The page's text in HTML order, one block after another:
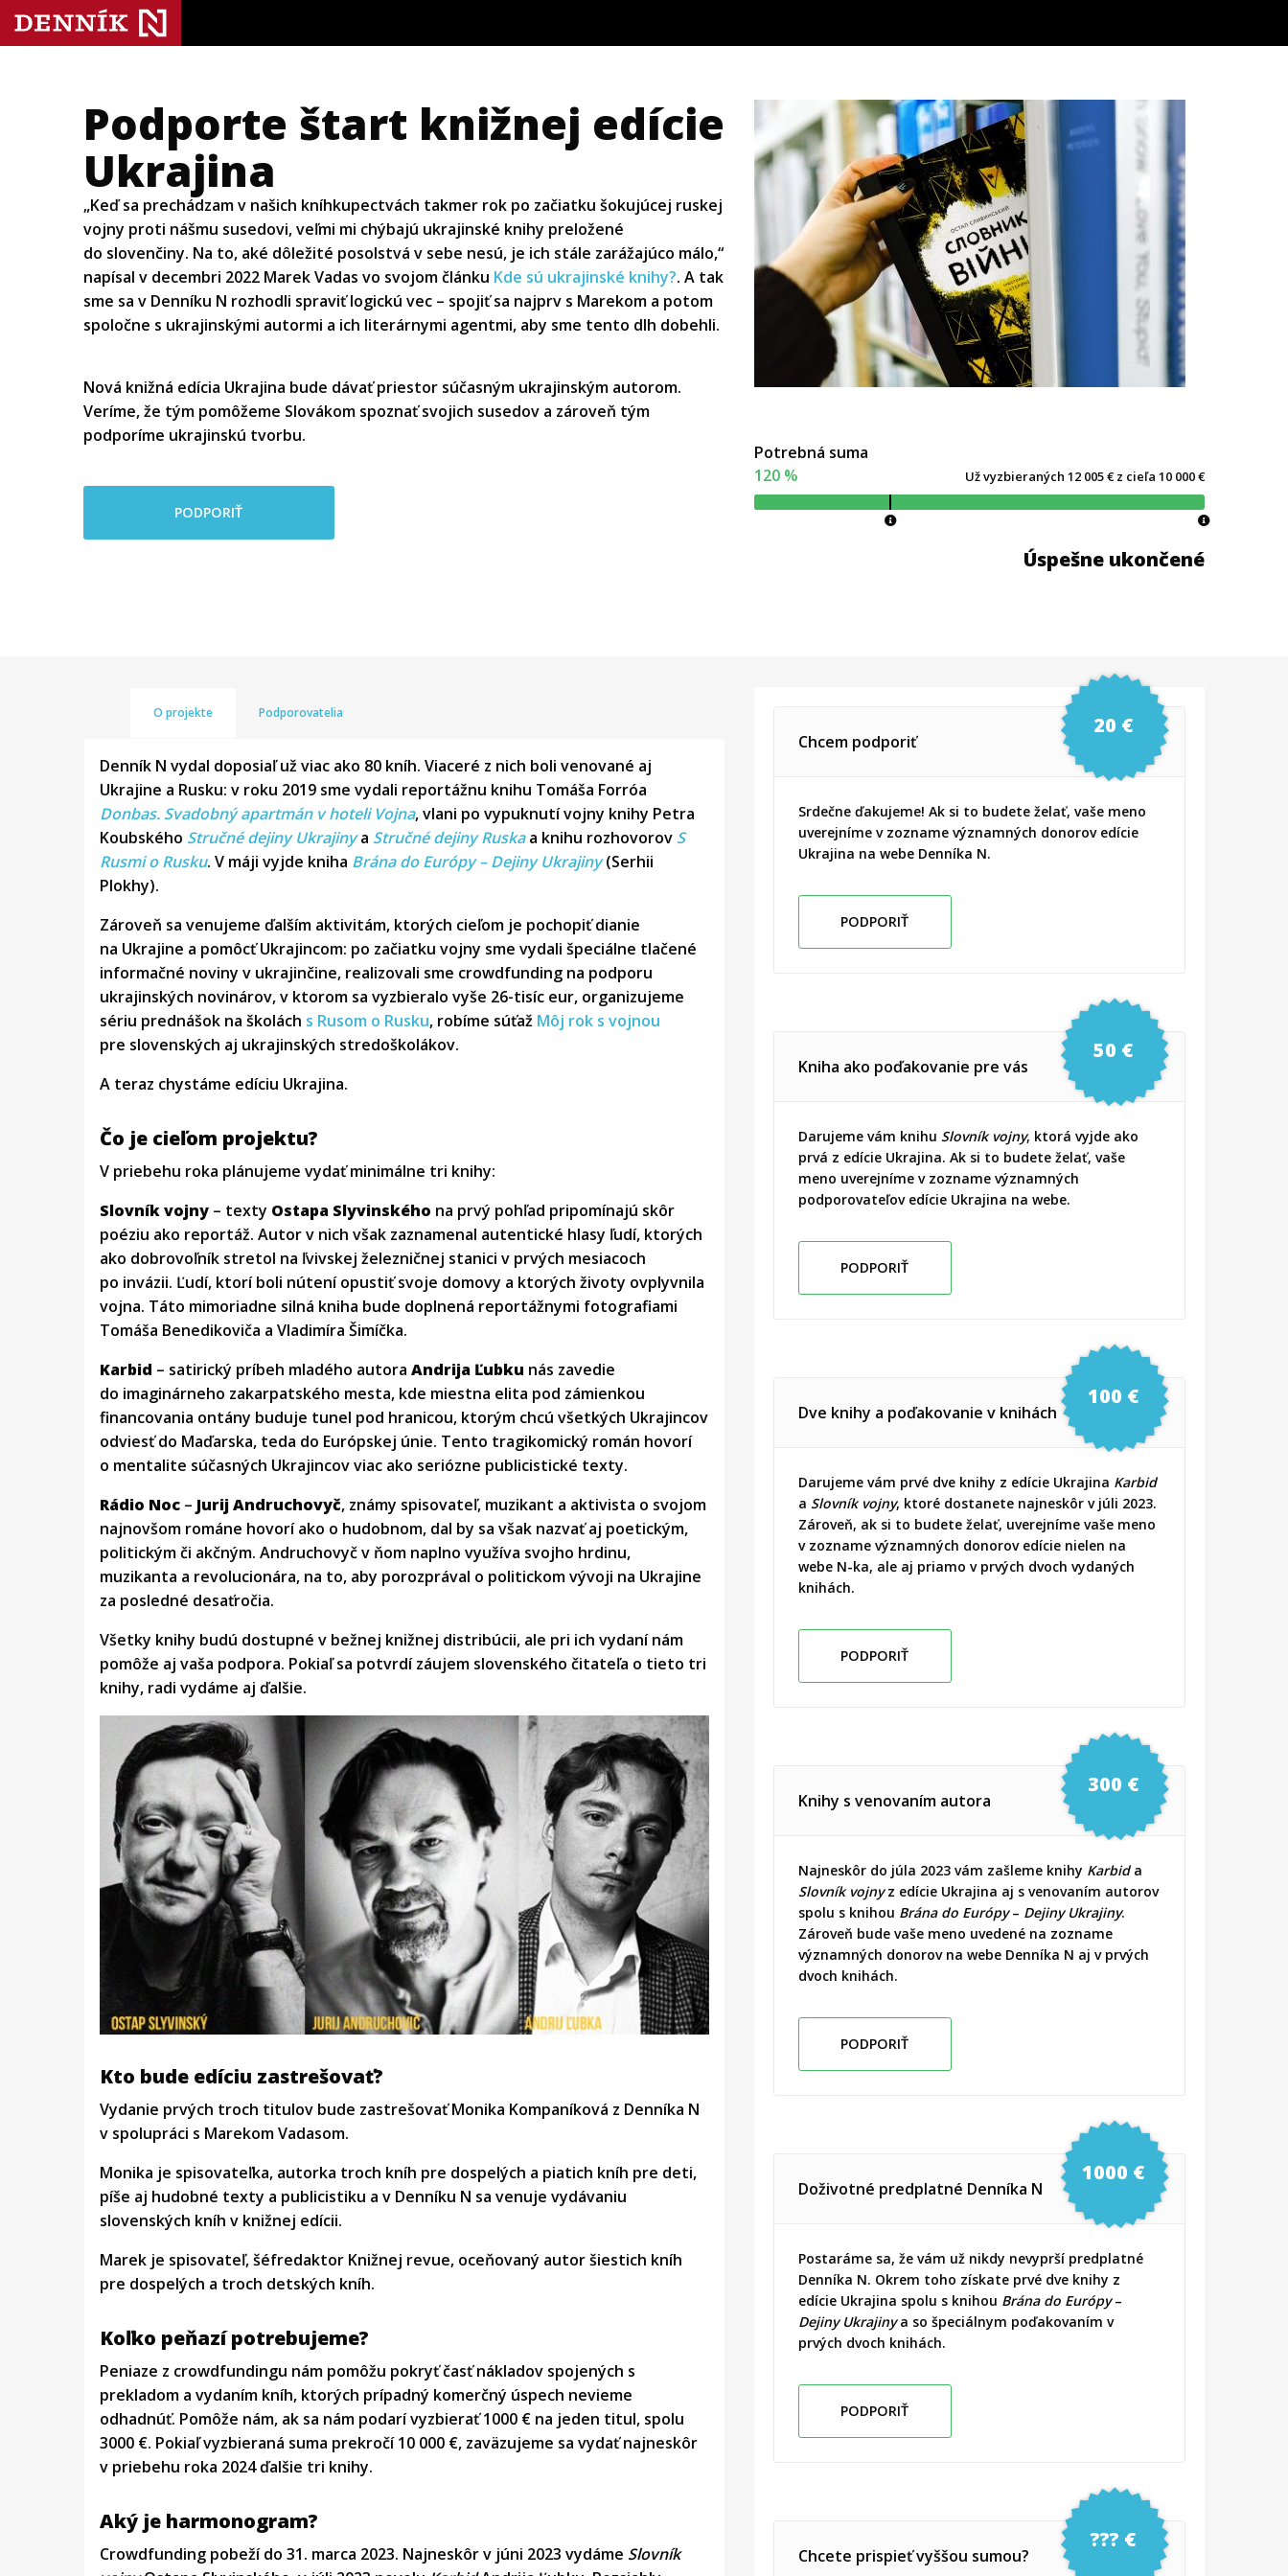
Podporte štart knižnej edície
Ukrajina
„Keď sa prechádzam v našich kníhkupectvách takmer rok po začiatku šokujúcej ruskej
vojny proti nášmu susedovi, veľmi mi chýbajú ukrajinské knihy preložené
do slovenčiny. Na to, aké dôležité posolstvá v sebe nesú, je ich stále zarážajúco málo,“
napísal v decembri 2022 Marek Vadas vo svojom článku Kde sú ukrajinské knihy?. A tak
sme sa v Denníku N rozhodli spraviť logickú vec – spojiť sa najprv s Marekom a potom
spoločne s ukrajinskými autormi a ich literárnymi agentmi, aby sme tento dlh dobehli.
Nová knižná edícia Ukrajina bude dávať priestor súčasným ukrajinským autorom.
Veríme, že tým pomôžeme Slovákom spoznať svojich susedov a zároveň tým
podporíme ukrajinskú tvorbu.
PODPORIŤ
Potrebná suma
120 %
Už vyzbieraných 12 005 € z cieľa 10 000 €
Úspešne ukončené
O projekte Podporovatelia
Denník N vydal doposiaľ už viac ako 80 kníh. Viaceré z nich boli venované aj
Ukrajine a Rusku: v roku 2019 sme vydali reportážnu knihu Tomáša Forróa
Donbas. Svadobný apartmán v hoteli Vojna, vlani po vypuknutí vojny knihy Petra
Koubského Stručné dejiny Ukrajinya Stručné dejiny Ruskaa knihu rozhovorov S
Rusmi o Rusku. V máji vyjde kniha Brána do Európy – Dejiny Ukrajiny(Serhii
Plokhy).
Zároveň sa venujeme ďalším aktivitám, ktorých cieľom je pochopiť dianie
na Ukrajine a pomôcť Ukrajincom: po začiatku vojny sme vydali špeciálne tlačené
informačné noviny v ukrajinčine, realizovali sme crowdfunding na podporu
ukrajinských novinárov, v ktorom sa vyzbieralo vyše 26-tisíc eur, organizujeme
sériu prednášok na školách s Rusom o Rusku, robíme súťaž Môj rok s vojnou
pre slovenských aj ukrajinských stredoškolákov.
A teraz chystáme edíciu Ukrajina.
Čo je cieľom projektu?
V priebehu roka plánujeme vydať minimálne tri knihy:
Slovník vojny – texty Ostapa Slyvinského na prvý pohľad pripomínajú skôr
poéziu ako reportáž. Autor v nich však zaznamenal autentické hlasy ľudí, ktorých
ako dobrovoľník stretol na ľvivskej železničnej stanici v prvých mesiacoch
po invázii. Ľudí, ktorí boli nútení opustiť svoje domovy a ktorých životy ovplyvnila
vojna. Táto mimoriadne silná kniha bude doplnená reportážnymi fotografiami
Tomáša Benedikoviča a Vladimíra Šimíčka.
Karbid – satirický príbeh mladého autora Andrija Ľubku nás zavedie
do imaginárneho zakarpatského mesta, kde miestna elita pod zámienkou
financovania ontány buduje tunel pod hranicou, ktorým chcú všetkých Ukrajincov
odviesť do Maďarska, teda do Európskej únie. Tento tragikomický román hovorí
o mentalite súčasných Ukrajincov viac ako seriózne publicistické texty.
Rádio Noc – Jurij Andruchovyč, známy spisovateľ, muzikant a aktivista o svojom
najnovšom románe hovorí ako o hudobnom, dal by sa však nazvať aj poetickým,
politickým či akčným. Andruchovyč v ňom naplno využíva svojho hrdinu,
muzikanta a revolucionára, na to, aby porozprával o politickom vývoji na Ukrajine
za posledné desaťročia.
Všetky knihy budú dostupné v bežnej knižnej distribúcii, ale pri ich vydaní nám
pomôže aj vaša podpora. Pokiaľ sa potvrdí záujem slovenského čitateľa o tieto tri
knihy, radi vydáme aj ďalšie.
Kto bude edíciu zastrešovať?
Vydanie prvých troch titulov bude zastrešovať Monika Kompaníková z Denníka N
v spolupráci s Marekom Vadasom.
Monika je spisovateľka, autorka troch kníh pre dospelých a piatich kníh pre deti,
píše aj hudobné texty a publicistiku a v Denníku N sa venuje vydávaniu
slovenských kníh v knižnej edícii.
Marek je spisovateľ, šéfredaktor Knižnej revue, oceňovaný autor šiestich kníh
pre dospelých a troch detských kníh.
Koľko peňazí potrebujeme?
Peniaze z crowdfundingu nám pomôžu pokryť časť nákladov spojených s
prekladom a vydaním kníh, ktorých prípadný komerčný úspech nevieme
odhadnúť. Pomôže nám, ak sa nám podarí vyzbierať 1000 € na jeden titul, spolu
3000 €. Pokiaľ vyzbieraná suma prekročí 10 000 €, zaväzujeme sa vydať najneskôr
v priebehu roka 2024 ďalšie tri knihy.
Aký je harmonogram?
Crowdfunding pobeží do 31. marca 2023. Najneskôr v júni 2023 vydáme Slovník
Chcem podporiť
20 €
Srdečne ďakujeme! Ak si to budete želať, vaše meno
uverejníme v zozname významných donorov edície
Ukrajina na webe Denníka N.
PODPORIŤ
Kniha ako poďakovanie pre vás
50 €
Darujeme vám knihu Slovník vojny, ktorá vyjde ako
prvá z edície Ukrajina. Ak si to budete želať, vaše
meno uverejníme v zozname významných
podporovateľov edície Ukrajina na webe.
PODPORIŤ
Dve knihy a poďakovanie v knihách
100 €
Darujeme vám prvé dve knihy z edície Ukrajina Karbid
a Slovník vojny, ktoré dostanete najneskôr v júli 2023.
Zároveň, ak si to budete želať, uverejníme vaše meno
v zozname významných donorov edície nielen na
webe N-ka, ale aj priamo v prvých dvoch vydaných
knihách.
PODPORIŤ
Knihy s venovaním autora
300 €
Najneskôr do júla 2023 vám zašleme knihy Karbida
Slovník vojnyz edície Ukrajina aj s venovaním autorov
spolu s knihou Brána do Európy– Dejiny Ukrajiny.
Zároveň bude vaše meno uvedené na zozname
významných donorov na webe Denníka N aj v prvých
dvoch knihách.
PODPORIŤ
Doživotné predplatné Denníka N
1000 €
Postaráme sa, že vám už nikdy nevyprší predplatné
Denníka N. Okrem toho získate prvé dve knihy z
edície Ukrajina spolu s knihou Brána do Európy–
Dejiny Ukrajinya so špeciálnym poďakovaním v
prvých dvoch knihách.
PODPORIŤ
Chcete prispieť vyššou sumou?
??? €